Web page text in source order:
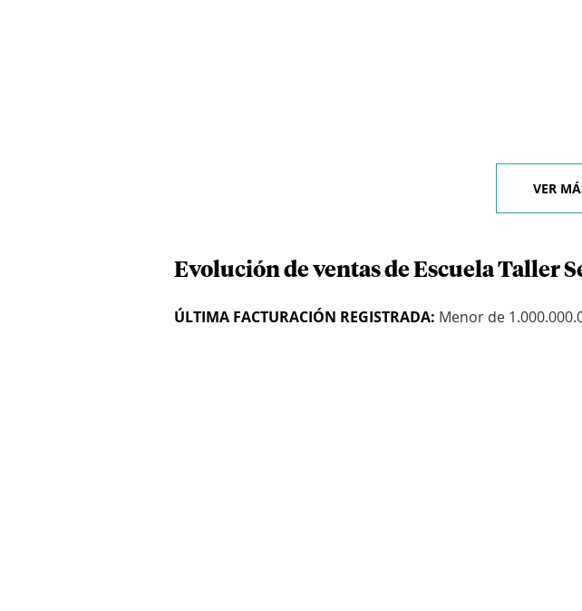
VER
Evolución de ventas de Escuela Taller
ÚLTIMA FACTURACIÓN REGISTRADA: Menor de